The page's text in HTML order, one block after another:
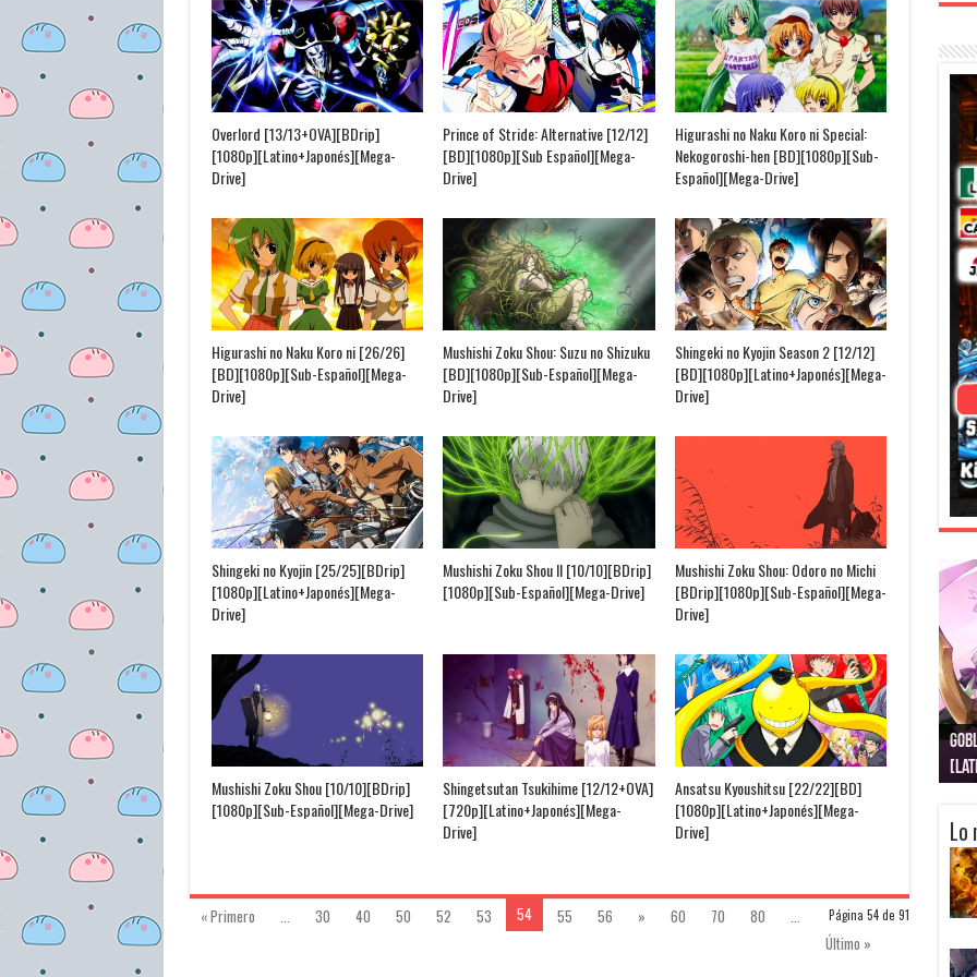
Overlord [13/13+OVA][BDrip]
[1080p][Latino+Japonés][Mega-
Drive]
Prince of Stride: Alternative [12/12]
[BD][1080p][Sub Español][Mega-
Drive]
Higurashi no Naku Koro ni Special:
Nekogoroshi-hen [BD][1080p][Sub-
Español][Mega-Drive]
Higurashi no Naku Koro ni [26/26]
[BD][1080p][Sub-Español][Mega-
Drive]
Mushishi Zoku Shou: Suzu no Shizuku
[BD][1080p][Sub-Español][Mega-
Drive]
Shingeki no Kyojin Season 2 [12/12]
[BD][1080p][Latino+Japonés][Mega-
Drive]
Shingeki no Kyojin [25/25][BDrip]
[1080p][Latino+Japonés][Mega-
Drive]
Mushishi Zoku Shou II [10/10][BDrip]
[1080p][Sub-Español][Mega-Drive]
Mushishi Zoku Shou: Odoro no Michi
[BDrip][1080p][Sub-Español][Mega-
Drive]
Mushishi Zoku Shou [10/10][BDrip]
[1080p][Sub-Español][Mega-Drive]
Shingetsutan Tsukihime [12/12+OVA]
[720p][Latino+Japonés][Mega-
Drive]
Ansatsu Kyoushitsu [22/22][BD]
[1080p][Latino+Japonés][Mega-
Drive]
Página 54 de 91
« Primero ... 30 40 50 52 53 54 55 56 » 60 70 80
...
Último »
Lo